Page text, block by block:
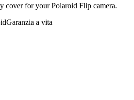
cover for your Polaroid Flip camera.
Garanzia a vita